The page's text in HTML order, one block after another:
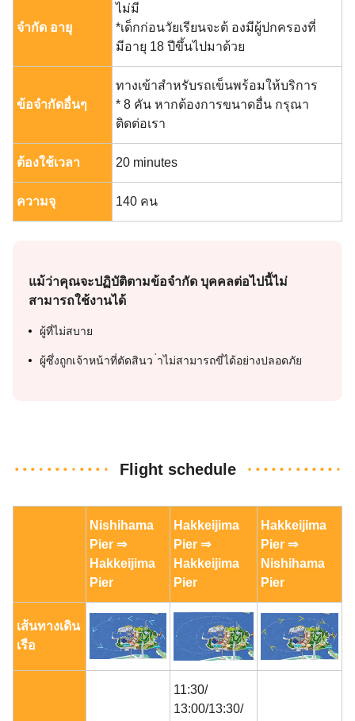
จำกัด อายุ
ไม่มี
*เด็กก่อนวัยเรียนจะต้ องมีผู้ปกครองที่
มีอายุ 18 ปีขึ้นไปมาด้วย
ข้อจำกัดอื่นๆ
ทางเข้าสำหรับรถเข็นพร้อมให้บริการ
* 8 คัน หากต้องการขนาดอื่น กรุณา
ติดต่อเรา
ต้องใช้เวลา 20 minutes
ความจุ 140 คน
แม้ว่าคุณจะปฏิบัติตามข้อจำกัด บุคคลต่อไปนี้ไม่
สามารถใช้งานได้
ผู้ที่ไม่สบาย
ผู้ซึ่งถูกเจ้าหน้าที่ตัดสินว ่าไม่สามารถขี่ได้อย่างปลอดภัย
Flight schedule
Nishihama
Pier ⇒
Hakkeijima
Pier
Hakkeijima
Pier ⇒
Hakkeijima
Pier
Hakkeijima
Pier ⇒
Nishihama
Pier
เส้นทางเดิน
เรือ
11:30/
13:00/13:30/